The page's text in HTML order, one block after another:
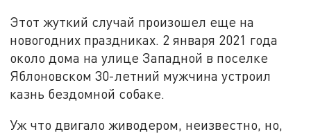
Этот жуткий случай произошел еще на
новогодних праздниках. 2 января 2021 года
около дома на улице Западной в поселке
Яблоновском 30-летний мужчина устроил
казнь бездомной собаке.
Уж что двигало живодером, неизвестно, но,